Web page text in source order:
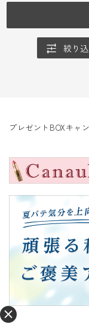
絞り
プレゼントBOXキャ